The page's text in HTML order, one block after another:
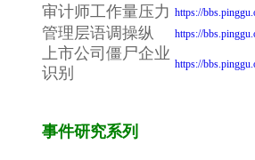
审计师工作量压力 https://
管理层语调操纵 https://
上市公司僵尸企业
识别
https://
事件研究系列